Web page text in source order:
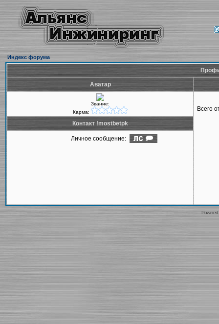
Индекс форума
Аватар
Звание:
Карма:
Всего
Контакт !mostbetpk
Личное сообщение: